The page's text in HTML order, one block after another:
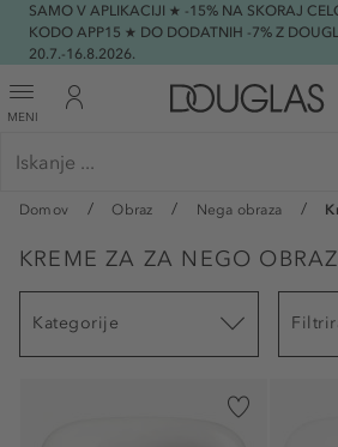
SAMO V APLIKACIJI ★ -15% NA SKORAJ
KODO APP15 ★ DO DODATNIH -7% Z
20.7.-16.8.2026.
MENI
Domov Obraz Nega obraza
KREME ZA ZA NEGO
Kategorije